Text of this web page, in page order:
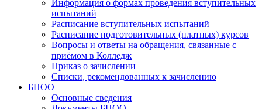
Информация о формах проведения вступительных
испытаний
Расписание вступительных испытаний
Расписание подготовительных (платных) курсов
Вопросы и ответы на обращения, связанные с
приёмом в Колледж
Приказ о зачислении
Списки, рекомендованных к зачислению
БПОО
Основные сведения